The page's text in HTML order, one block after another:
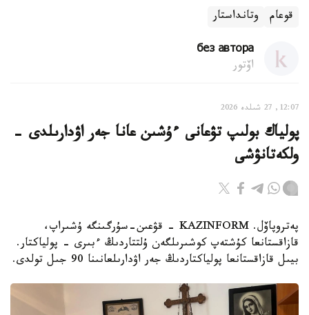
قوعام وتانداستار
без автора
اۆتور
12:07, 27 شىلدە 2026
پولياك بولىپ تۋعانى ءۇشىن عانا جەر اۋدارىلدى -
ولكەتانۋشى
پەتروپاۆل. KAZINFORM - قۋعىن-سۇرگىنگە ۇشىراپ،
قازاقستانعا كۇشتەپ كوشىرىلگەن ۇلتتاردىڭ ءبىرى - پولياكتار.
بيىل قازاقستانعا پولياكتاردىڭ جەر اۋدارىلعانىنا 90 جىل تولدى.